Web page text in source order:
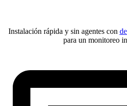
Instalación rápida y sin agentes con
para un monitoreo